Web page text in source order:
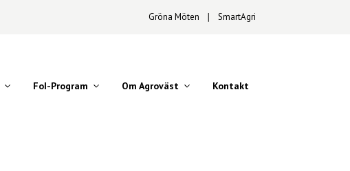
Gröna Möten ∣ SmartAgri
FoI-Program Om Agroväst Kontakt